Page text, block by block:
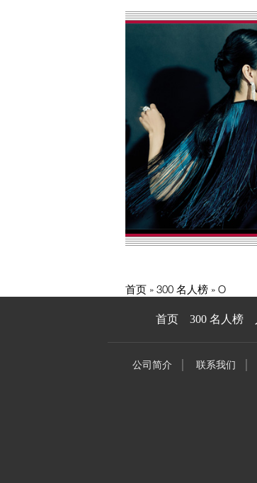
首页 300 名人榜 O
首页 300 名人榜
公司简介 联系我们